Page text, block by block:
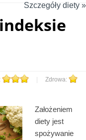
Szczegóły diety »
Zdrowa:
Założeniem
diety jest
spożywanie